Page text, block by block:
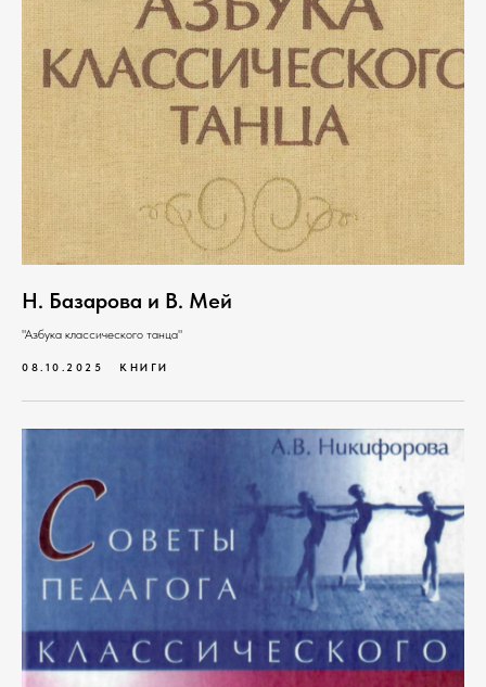
Н. Базарова и В. Мей
"Азбука классического танца"
08.10.2025 КНИГИ